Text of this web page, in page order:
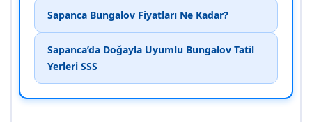
Sapanca Bungalov Fiyatları Ne Kadar?
Sapanca’da Doğayla Uyumlu Bungalov Tatil
Yerleri SSS